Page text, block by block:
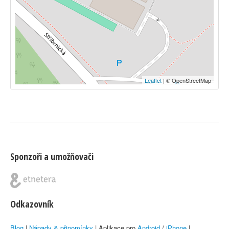
Leaflet | © OpenStreetMap
Sponzoři a umožňovači
Odkazovník